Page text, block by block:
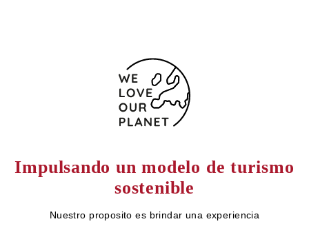
Impulsando un modelo de turismo
sostenible
Nuestro proposito es brindar una experiencia